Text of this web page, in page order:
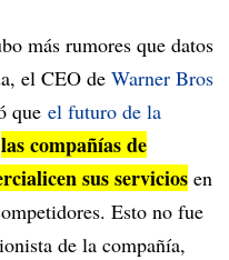
más rumores que datos
el CEO de Warner Bros
que el futuro de la
las compañías de
sus servicios en
Esto no fue
de la compañía,